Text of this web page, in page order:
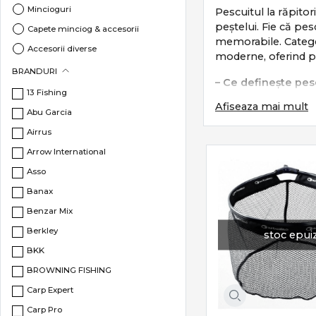
Mincioguri
Capete minciog & accesorii
Accesorii diverse
BRANDURI
13 Fishing
Abu Garcia
Airrus
Arrow International
Asso
Banax
Benzar Mix
Berkley
BKK
BROWNING FISHING
Carp Expert
Carp Pro
Pescuitul la
peștelui. Fie că
memorabile.
moderne, oferind
– Ce definește
Pescuitul la răpitori
control
reacție rapidă
adaptare la
Este un pescuit
Subcategorii
CategoriaRăpitori
Lansete
Mulinete
Afiseaza mai mult
stoc